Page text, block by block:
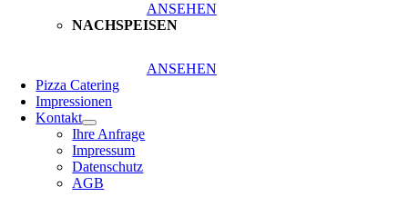
ANSEHEN
NACHSPEISEN
ANSEHEN
Pizza Catering
Impressionen
Kontakt
Ihre Anfrage
Impressum
Datenschutz
AGB